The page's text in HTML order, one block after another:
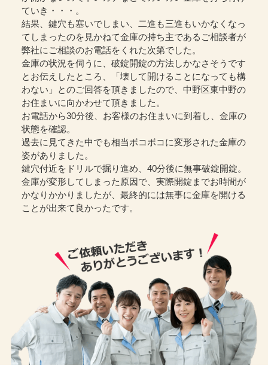
ていき・・・。
結果、鍵穴も塞いでしまい、二進も三進もいかなくなっ
てしまったのを見かねて金庫の持ち主であるご相談者が
弊社にご相談のお電話をくれた次第でした。
金庫の状況を伺うに、破錠開錠の方法しかなさそうです
とお伝えしたところ、「壊して開けることになっても構
わない」とのご回答を頂きましたので、中野区東中野の
お住まいに向かわせて頂きました。
お電話から30分後、お客様のお住まいに到着し、金庫の
状態を確認。
過去に見てきた中でも相当ボコボコに変形された金庫の
姿がありました。
鍵穴付近をドリルで掘り進め、40分後に無事破錠開錠。
金庫が変形してしまった原因で、実際開錠までお時間が
かなりかかりましたが、最終的には無事に金庫を開ける
ことが出来て良かったです。